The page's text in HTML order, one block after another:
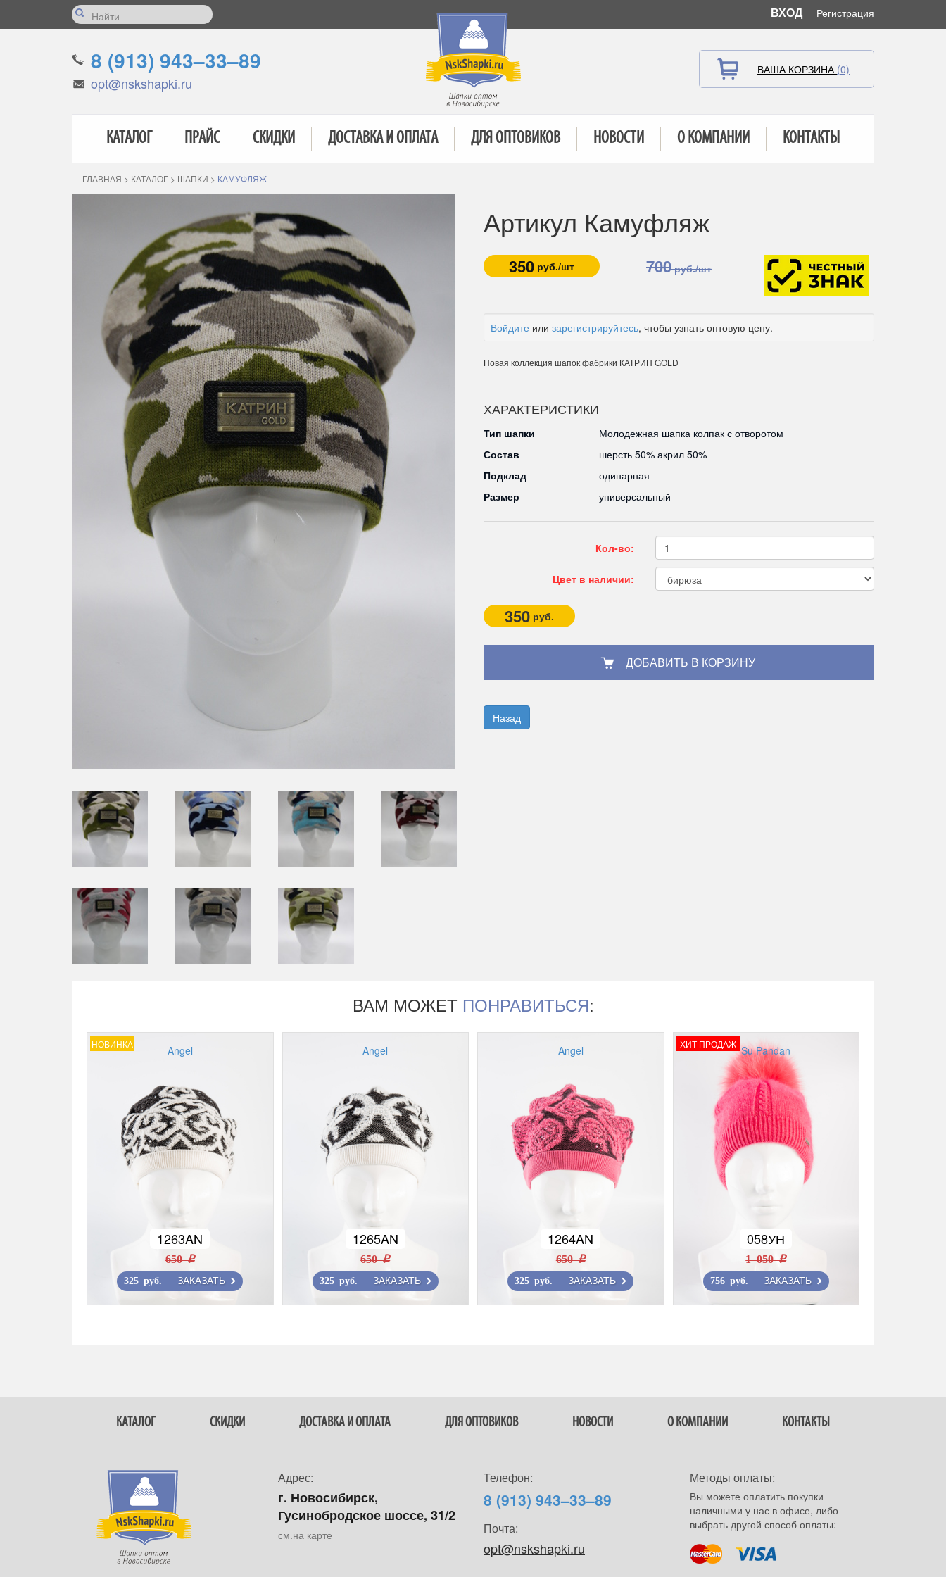
ВХОД Регистрация
8 (913) 943–33–89
opt@nskshapki.ru
ВАША КОРЗИНА (0)
КАТАЛОГ ПРАЙС СКИДКИ ДОСТАВКА И ОПЛАТА ДЛЯ ОПТОВИКОВ НОВОСТИ О КОМПАНИИ КОНТАКТЫ
ГЛАВНАЯ > КАТАЛОГ > ШАПКИ > КАМУФЛЯЖ
Артикул Камуфляж
350 руб./шт 700руб./шт
Войдите или зарегистрируйтесь, чтобы узнать оптовую цену.
Новая коллекция шапок фабрики КАТРИН GOLD
ХАРАКТЕРИСТИКИ
Тип шапки
Молодежная шапка колпак с отворотом
Состав
шерсть 50% акрил 50%
Подклад
одинарная
Размер
универсальный
Кол-во:
Цвет в наличии:
350 руб.
Назад
ВАМ МОЖЕТ ПОНРАВИТЬСЯ:
НОВИНКА Angel
1263AN
650 r
325 руб. ЗАКАЗАТЬ
Angel
1265AN
650 r
325 руб. ЗАКАЗАТЬ
Angel
1264AN
650 r
325 руб. ЗАКАЗАТЬ
ХИТ ПРОДАЖ Su Pandan
058УН
1 050 r
756 руб. ЗАКАЗАТЬ
КАТАЛОГ СКИДКИ ДОСТАВКА И ОПЛАТА ДЛЯ ОПТОВИКОВ НОВОСТИ О КОМПАНИИ КОНТАКТЫ
Адрес:
г. Новосибирск,
Гусинобродское шоссе, 31/2
см.на карте
Телефон:
8 (913) 943–33–89
Почта:
opt@nskshapki.ru
Методы оплаты:
Вы можете оплатить покупки
наличными у нас в офисе, либо
выбрать другой способ оплаты: